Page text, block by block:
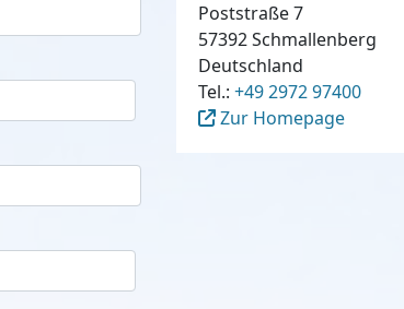
Poststraße 7
57392 Schmallenberg
Deutschland
Tel.: +49 2972 97400
Zur Homepage